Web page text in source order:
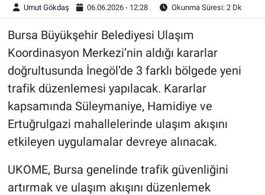
Umut Gökdaş 06.06.2026 - 12:28 Okunma Süresi: 2 Dk
Bursa Büyükşehir Belediyesi Ulaşım
Koordinasyon Merkezi’nin aldığı kararlar
doğrultusunda İnegöl’de 3 farklı bölgede yeni
trafik düzenlemesi yapılacak. Kararlar
kapsamında Süleymaniye, Hamidiye ve
Ertuğrulgazi mahallelerinde ulaşım akışını
etkileyen uygulamalar devreye alınacak.
UKOME, Bursa genelinde trafik güvenliğini
artırmak ve ulaşım akışını düzenlemek